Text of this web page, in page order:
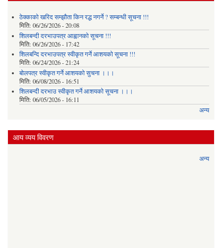
ठेक्काको खरिद सम्झौता किन रद्ध नगर्ने ? सम्बन्धी सूचना !!!
मिति: 06/26/2026 - 20:08
शिलबन्दी दरभाउपत्र आह्वानको सूचना !!!
मिति: 06/26/2026 - 17:42
शिलबन्दि दरभाउपत्र स्वीकृत गर्ने आशयकाे सूचना !!!
मिति: 06/24/2026 - 21:24
बोलपत्र स्वीकृत गर्ने आशयको सुचना ।।।
मिति: 06/08/2026 - 16:51
शिलबन्दी दरभाउ स्वीकृत गर्ने आशयको सूचना ।।।
मिति: 06/05/2026 - 16:11
अन्य
आय व्यय विवरण
अन्य